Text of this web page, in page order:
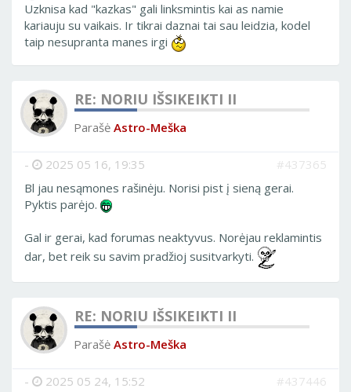
Uzknisa kad "kazkas" gali linksmintis kai as namie
kariauju su vaikais. Ir tikrai daznai tai sau leidzia, kodel
taip nesupranta manes irgi
RE: NORIU IŠSIKEIKTI II
Parašė Astro-Meška
- 2025 05 16, 19:35
#437365
Bl jau nesąmones rašinėju. Norisi pist į sieną gerai.
Pyktis parėjo.
Gal ir gerai, kad forumas neaktyvus. Norėjau reklamintis
dar, bet reik su savim pradžioj susitvarkyti.
RE: NORIU IŠSIKEIKTI II
Parašė Astro-Meška
- 2025 05 24, 15:52
#437446